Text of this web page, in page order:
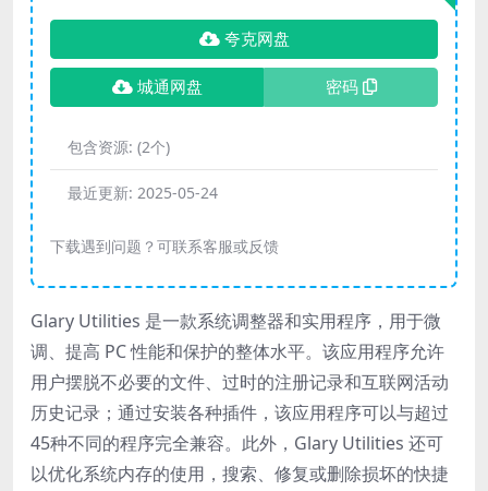
夸克网盘
城通网盘 密码
包含资源: (2个)
最近更新: 2025-05-24
下载遇到问题？可联系客服或反馈
Glary Utilities 是一款系统调整器和实用程序，用于微
调、提高 PC 性能和保护的整体水平。该应用程序允许
用户摆脱不必要的文件、过时的注册记录和互联网活动
历史记录；通过安装各种插件，该应用程序可以与超过
45种不同的程序完全兼容。此外，Glary Utilities 还可
以优化系统内存的使用，搜索、修复或删除损坏的快捷